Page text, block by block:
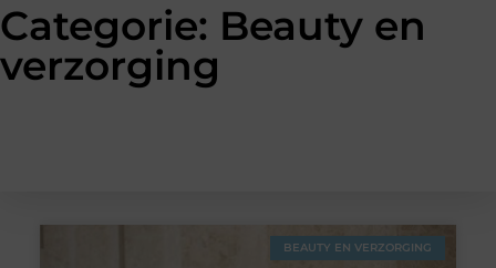
Categorie: Beauty en
verzorging
BEAUTY EN VERZORGING